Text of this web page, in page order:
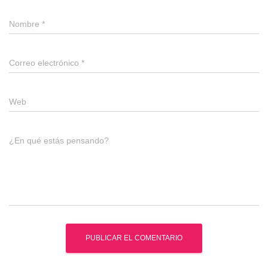
Nombre *
Correo electrónico *
Web
¿En qué estás pensando?